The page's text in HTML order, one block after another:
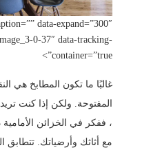
data-expand=”300″
0-37″ data-tracking-
container=”true”>
غالبًا ما تكون المطابخ هي
المفتوحة. ولكن إذا كنت
، ففكر في الخزائن الأمامية
مع أثاثك وأرضياتك. تتطابق